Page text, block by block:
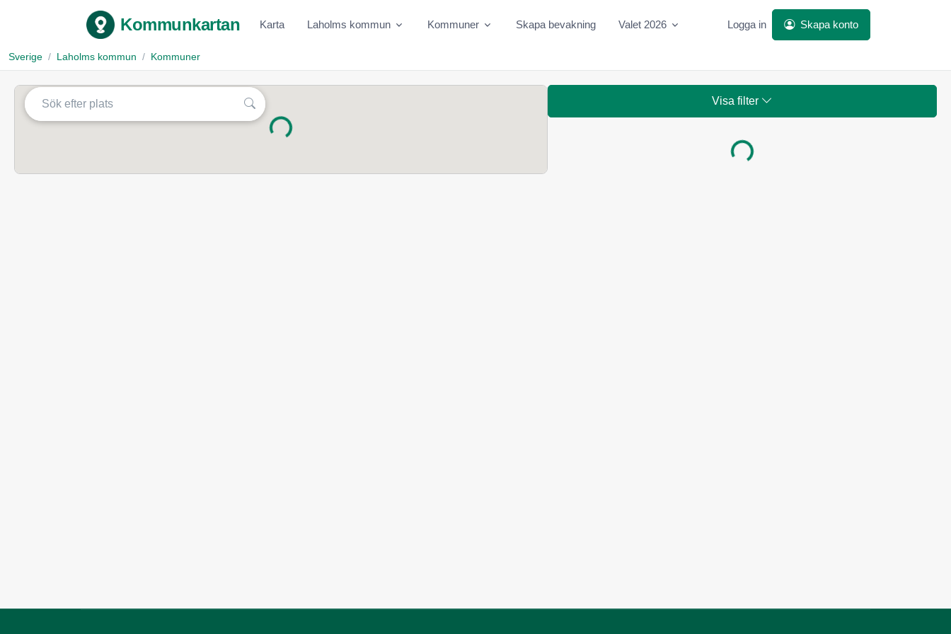
Kommunkartan Karta Laholms kommun Kommuner Skapa bevakning Valet 2026 Logga in Skapa konto
Sverige Laholms kommun Kommuner
Laddar...
Visa filter
Laddar...